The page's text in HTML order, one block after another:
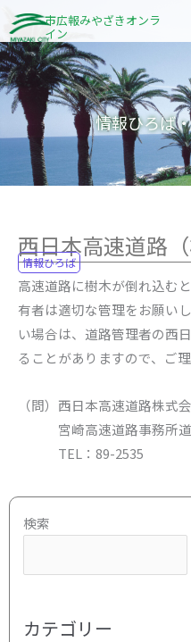
容
を
ス
キ
市広報みやざきオンラ
イン
情報ひろば
西日本高速道路
情報ひろば
高速道路に樹木が倒れ込む
有者は適切な管理をお願い
い場合は、道路管理者の西
ることがありますので、ご
（問）西日本高速道路株式
宮崎高速道路事務所道
TEL：89-2535
検索
カテゴリー
ア
カ
ブ